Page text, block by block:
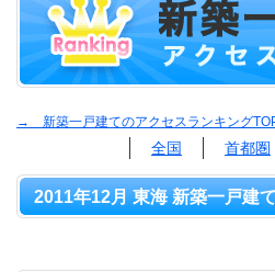
→ 新築一戸建てのアクセスランキング
全国 首都圏
2011年12月 東海 新築一戸建